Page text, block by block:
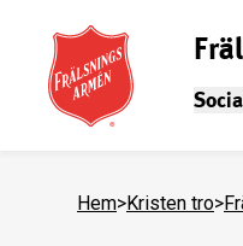
Hem>Kristen tro>